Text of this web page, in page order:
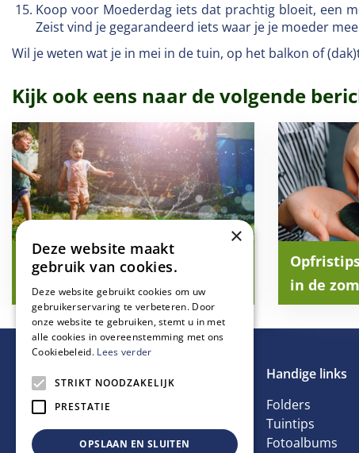
Koop voor Moederdag iets dat prachtig bloeit, een
Zeist vind je gegarandeerd iets waar je je moeder
Wil je weten wat je in mei in de tuin, op het balkon of
Kijk ook eens naar de volgende
Vakantietips (voor kids) in
eigen tuin
in de
Handige links
Folders
Tuintips
Fotoalbums
×
Deze website maakt
gebruik van cookies.
Deze website gebruikt cookies om uw
gebruikerservaring te verbeteren. Door
onze website te gebruiken, stemt u in met
alle cookies in overeenstemming met ons
Cookiebeleid. Lees verder
STRIKT NOODZAKELIJK
PRESTATIE
OPSLAAN EN SLUITEN